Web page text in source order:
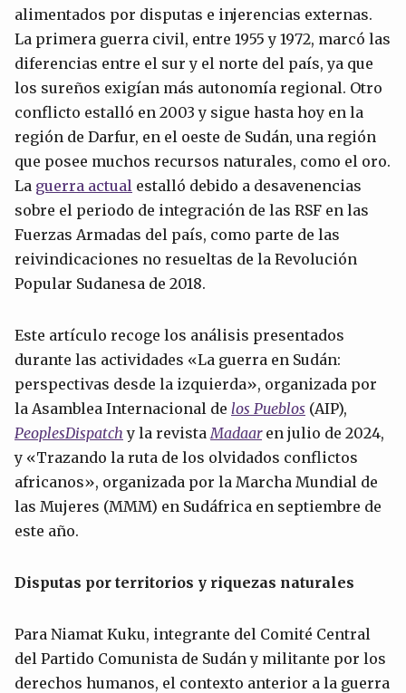
alimentados por disputas e injerencias externas.
La primera guerra civil, entre 1955 y 1972, marcó las
diferencias entre el sur y el norte del país, ya que
los sureños exigían más autonomía regional. Otro
conflicto estalló en 2003 y sigue hasta hoy en la
región de Darfur, en el oeste de Sudán, una región
que posee muchos recursos naturales, como el oro.
La guerra actual estalló debido a desavenencias
sobre el periodo de integración de las RSF en las
Fuerzas Armadas del país, como parte de las
reivindicaciones no resueltas de la Revolución
Popular Sudanesa de 2018.
Este artículo recoge los análisis presentados
durante las actividades «La guerra en Sudán:
perspectivas desde la izquierda», organizada por
la Asamblea Internacional de los Pueblos (AIP),
PeoplesDispatch y la revista Madaaren julio de 2024,
y «Trazando la ruta de los olvidados conflictos
africanos», organizada por la Marcha Mundial de
las Mujeres (MMM) en Sudáfrica en septiembre de
este año.
Disputas por territorios y riquezas naturales
Para Niamat Kuku, integrante del Comité Central
del Partido Comunista de Sudán y militante por los
derechos humanos, el contexto anterior a la guerra